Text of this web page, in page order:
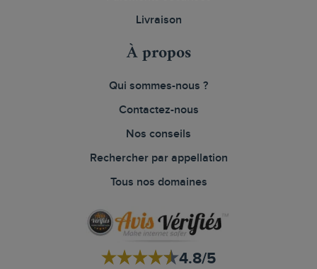
Livraison
À propos
Qui sommes-nous ?
Contactez-nous
Nos conseils
Rechercher par appellation
Tous nos domaines
4.8/5